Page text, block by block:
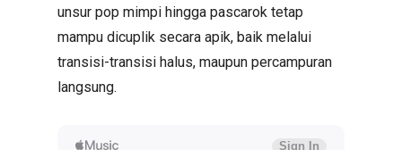
unsur pop mimpi hingga pascarok tetap
mampu dicuplik secara apik, baik melalui
transisi-transisi halus, maupun percampuran
langsung.